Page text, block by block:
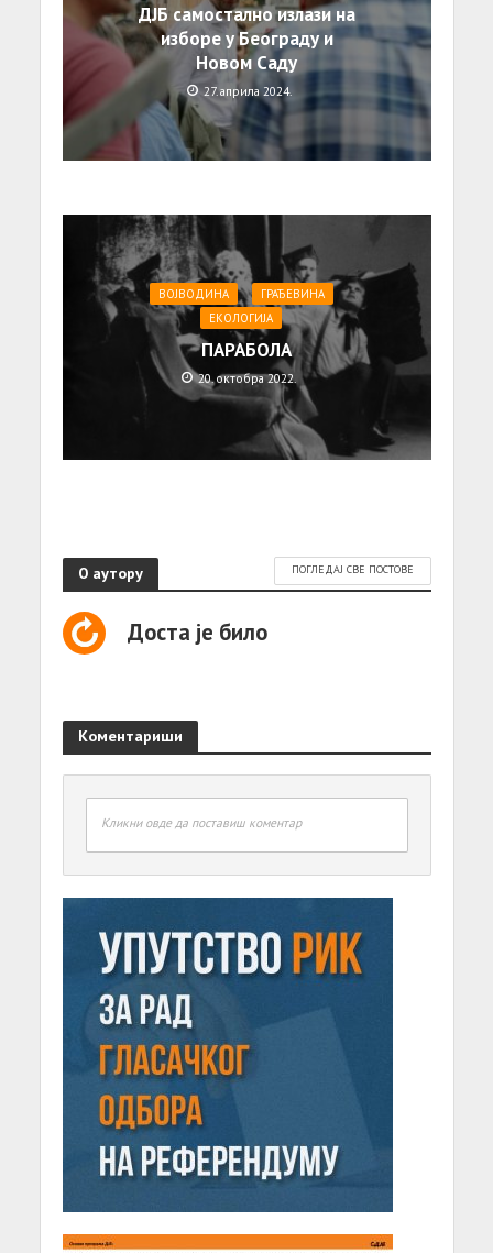
ДЈБ самостално излази на
изборе у Београду и
Новом Саду
27. априла 2024.
ВОЈВОДИНА
ГРАЂЕВИНА
ЕКОЛОГИЈА
ПАРАБОЛА
20. октобра 2022.
О аутору ПОГЛЕДАЈ СВЕ ПОСТОВЕ
Доста је било
Коментариши
Кликни овде да поставиш коментар